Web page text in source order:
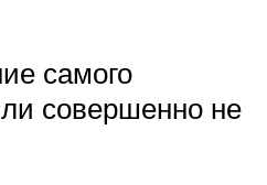
самого
совершенно не